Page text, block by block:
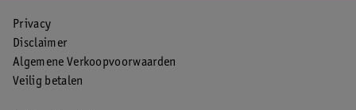
Privacy
Disclaimer
Algemene Verkoopvoorwaarden
Veilig betalen